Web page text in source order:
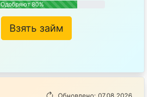
Одобряют 80%
Взять займ